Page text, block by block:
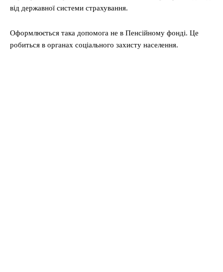
від державної системи страхування.
Оформлюється така допомога не в Пенсійному фонді. Це
робиться в органах соціального захисту населення.